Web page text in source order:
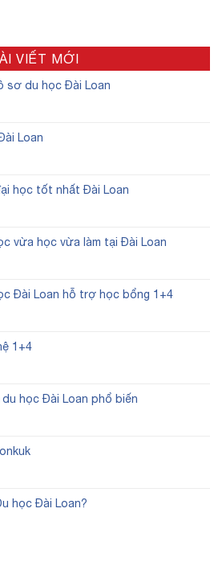
VIẾT MỚI
sơ du học Đài Loan
Loan
học tốt nhất Đài Loan
vừa học vừa làm tại Đài Loan
Đài Loan hỗ trợ học bổng 1+4
1+4
học Đài Loan phổ biến
học Đài Loan?